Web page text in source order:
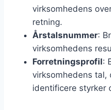
virksomhedens
retning.
Årstalsnummer:
virksomhedens
Forretningsprofil:
virksomhedens
identificere styrker